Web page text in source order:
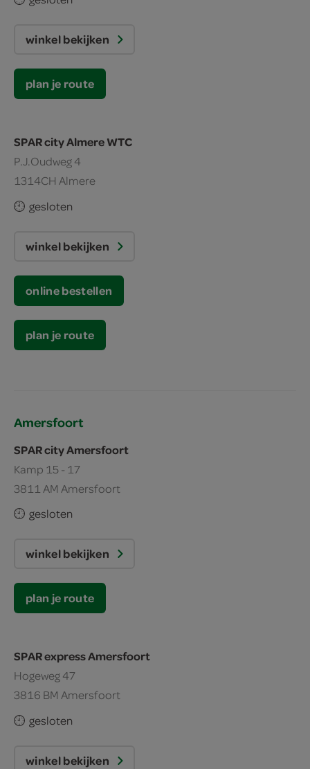
winkel bekijken
plan je route
SPAR city Almere WTC
P.J.Oudweg 4
1314CH Almere
gesloten
winkel bekijken
online bestellen
plan je route
Amersfoort
SPAR city Amersfoort
Kamp 15 - 17
3811 AM Amersfoort
gesloten
winkel bekijken
plan je route
SPAR express Amersfoort
Hogeweg 47
3816 BM Amersfoort
gesloten
winkel bekijken